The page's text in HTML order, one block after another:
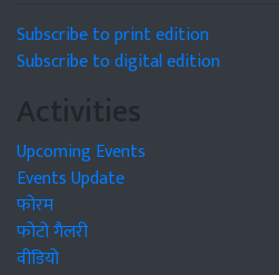
Subscribe to print edition
Subscribe to digital edition
Activities
Upcoming Events
Events Update
फोरम
फोटो गैलरी
वीडियो